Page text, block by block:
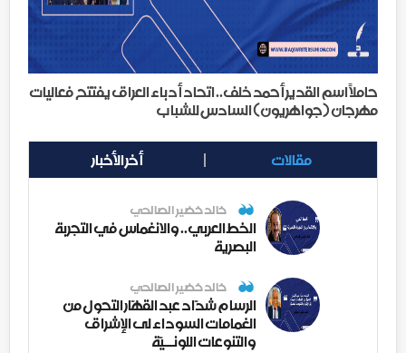
حاملاً اسم القدير أحمد خلف.. اتحاد أدباء العراق يفتتح فعاليات
مهرجان (جواهريون) السادس للشباب
مقالات أخر الأخبار
خالد خضير الصالحي
الخط العربي.. والانغماس في التجربة
البصرية
خالد خضير الصالحي
الرسام شدّاد عبد القهّار التحول من
الغمامات السوداء لى الإشراق
والتنوعات اللونــيّة